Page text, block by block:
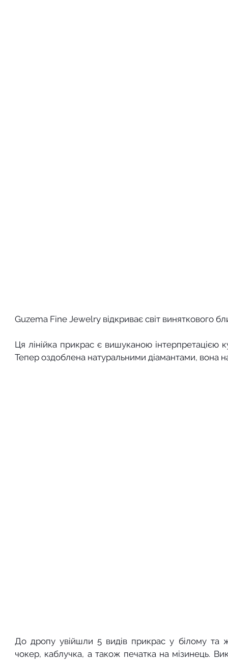
Guzema Fine Jewelry відкриває світ виняткового
Ця лінійка прикрас є вишуканою
Тепер оздоблена натуральними діамантами, вона
До дропу увійшли 5 видів прикрас у білому та
чокер, каблучка, а також печатка на мізинець.